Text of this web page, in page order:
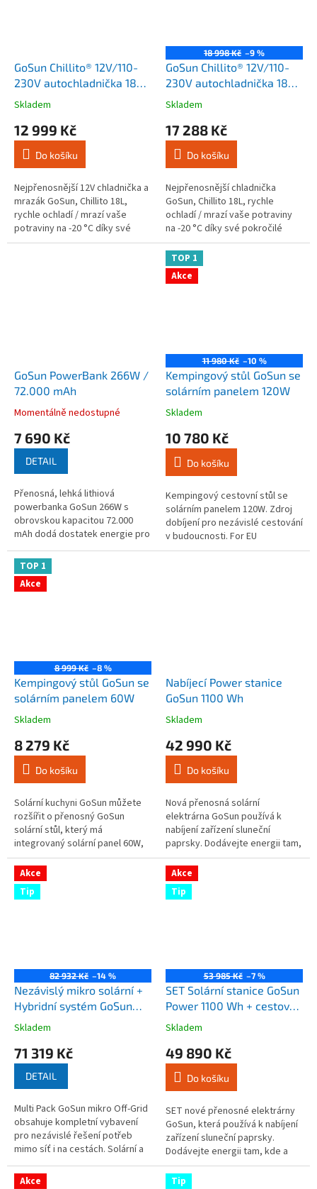
GoSun Chillito® 12V/110-
230V autochladnička 18L /
mrazák
Průměrné
produktu
4,8
5
hvězdiček.
Skladem
12 999 Kč
Do košíku
Nejpřenosnější 12V chladnička a
mrazák GoSun, Chillito 18L,
rychle ochladí / mrazí vaše
potraviny na -20 °C díky své
pokročilé technologii
18 998 Kč –9 %
GoSun Chillito® 12V/110-
230V autochladnička 18L +
Power 144W / mrazák +
nabíjení
Průměrné
produktu
4,2
5
hvězdiček.
Skladem
17 288 Kč
Do košíku
Nejpřenosnější chladnička
GoSun, Chillito 18L, rychle
ochladí / mrazí vaše potraviny
na -20 °C díky své pokročilé
technologii kompresoru, se
zdrojem PowerBank 144W. Je
lehký,...
GoSun PowerBank 266W /
72.000 mAh
Průměrné
produktu
5
hvězdiček.
Momentálně nedostupné
7 690 Kč
DETAIL
Přenosná, lehká lithiová
powerbanka GoSun 266W s
obrovskou kapacitou 72.000
mAh dodá dostatek energie pro
všechny Vaše přístroje,
kdekoliv a kdykoliv ve dne v
noci...
TOP 1
Akce
11 980 Kč –10 %
Kempingový stůl GoSun se
solárním panelem 120W
Průměrné
produktu
3,7
5
hvězdiček.
Skladem
10 780 Kč
Do košíku
Kempingový cestovní stůl se
solárním panelem 120W. Zdroj
dobíjení pro nezávislé cestování
v budoucnosti. For EU
customers - contact us here to
TOP 1
Akce
8 999 Kč –8 %
Kempingový stůl GoSun se
solárním panelem 60W
Průměrné
produktu
4,4
5
hvězdiček.
Skladem
8 279 Kč
Do košíku
Solární kuchyni GoSun můžete
rozšířit o přenosný GoSun
solární stůl, který má
integrovaný solární panel 60W,
je lehký, kompaktní a s
bateriovým systémem
PowerBank umožňuje zcela...
Nabíjecí Power stanice
GoSun 1100 Wh
Průměrné
produktu
3,3
5
hvězdiček.
Skladem
42 990 Kč
Do košíku
Nová přenosná solární
elektrárna GoSun používá k
nabíjení zařízení sluneční
paprsky. Dodávejte energii tam,
kde a kdy je potřeba, s GoSun
Power 1100W / 298.000 mAh,
kompaktním...
Akce
Tip
82 932 Kč –14 %
Nezávislý mikro solární +
Hybridní systém GoSun
Off-Grid
Průměrné
produktu
5
hvězdiček.
Skladem
71 319 Kč
DETAIL
Multi Pack GoSun mikro Off-Grid
obsahuje kompletní vybavení
pro nezávislé řešení potřeb
mimo síť i na cestách. Solární a
energeticky nezávislé 12V
Hybridní řešení...
Akce
Tip
53 985 Kč –7 %
SET Solární stanice GoSun
Power 1100 Wh + cestovní
panel 100 W
Průměrné
produktu
2,8
5
hvězdiček.
Skladem
49 890 Kč
Do košíku
SET nové přenosné elektrárny
GoSun, která používá k nabíjení
zařízení sluneční paprsky.
Dodávejte energii tam, kde a
kdy je potřeba, s GoSun Power
1100 W + cestovní panel 100 W....
Akce
Tip